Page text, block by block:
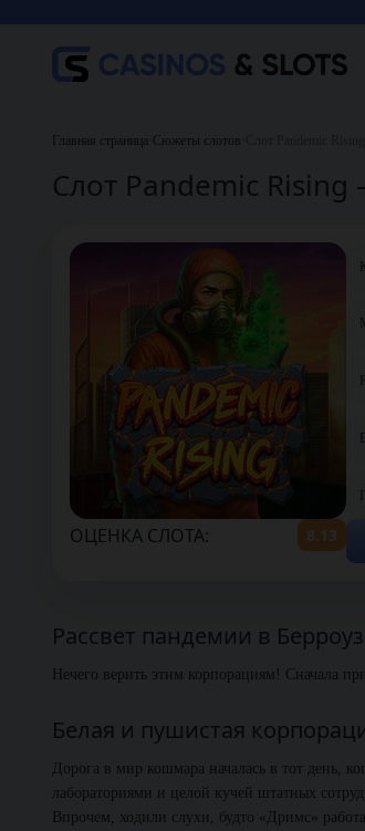
Главная страница Сюжеты слотов
Слот Pandemic
ОЦЕНКА СЛОТА: 8.13
Рассвет пандемии в
Нечего верить этим корпорациям! Сначала
Белая и пушистая
Дорога в мир кошмара началась в тот день,
лабораториями и целой кучей штатных
Впрочем, ходили слухи, будто «Дримс»